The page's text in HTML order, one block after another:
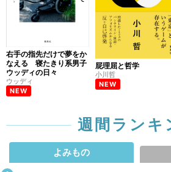
右手の指先だけで夢をか
なえる 寝たきり系男子
ウッディの日々
ウッディ
NEW
屁理屈と哲学
小川哲
NEW
週間ランキ
よみもの